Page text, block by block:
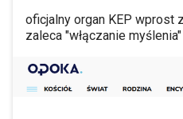
oficjalny organ KEP wprost
zaleca "włączanie myślenia"